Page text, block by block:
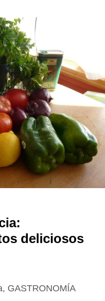
deliciosos
, GASTRONOMÍA